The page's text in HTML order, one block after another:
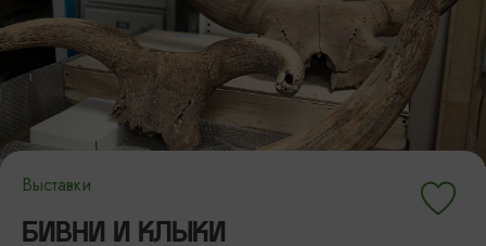
Выставки
БИВНИ И КЛЫКИ